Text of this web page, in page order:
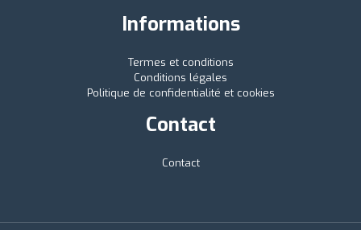
Informations
Termes et conditions
Conditions légales
Politique de confidentialité et cookies
Contact
Contact